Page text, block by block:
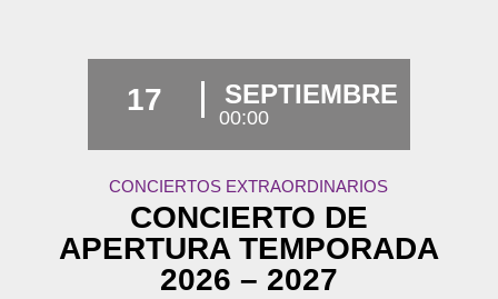
17 SEPTIEMBRE
00:00
CONCIERTOS EXTRAORDINARIOS
CONCIERTO DE
APERTURA TEMPORADA
2026 – 2027